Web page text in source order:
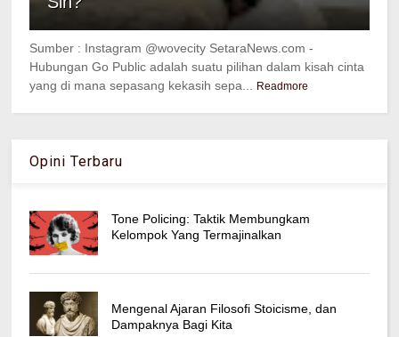
Sumber : Instagram @wovecity SetaraNews.com -
Hubungan Go Public adalah suatu pilihan dalam kisah cinta
yang di mana sepasang kekasih sepa...
Readmore
Opini Terbaru
Tone Policing: Taktik Membungkam
Kelompok Yang Termajinalkan
Mengenal Ajaran Filosofi Stoicisme, dan
Dampaknya Bagi Kita